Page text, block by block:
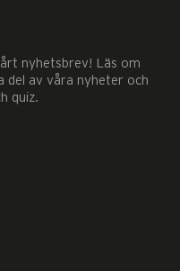
nyhetsbrev! Läs om
del av våra nyheter och
quiz.